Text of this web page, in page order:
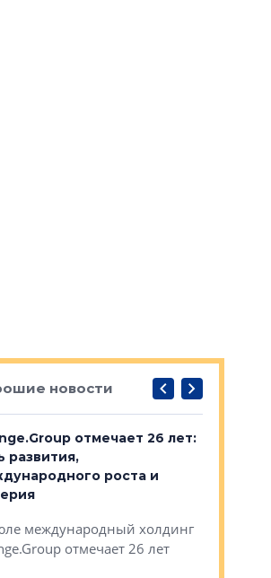
новости
отмечает 26 лет:
развития,
роста и
международный холдинг
отмечает 26 лет